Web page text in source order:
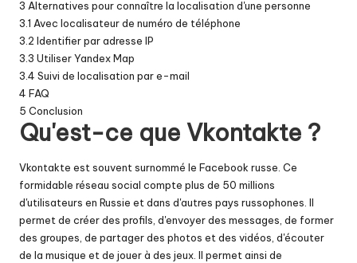
3 Alternatives pour connaître la localisation d'une personne
3.1 Avec localisateur de numéro de téléphone
3.2 Identifier par adresse IP
3.3 Utiliser Yandex Map
3.4 Suivi de localisation par e-mail
4 FAQ
5 Conclusion
Qu'est-ce que Vkontakte ?
Vkontakte est souvent surnommé le Facebook russe. Ce
formidable réseau social compte plus de 50 millions
d'utilisateurs en Russie et dans d'autres pays russophones. Il
permet de créer des profils, d'envoyer des messages, de former
des groupes, de partager des photos et des vidéos, d'écouter
de la musique et de jouer à des jeux. Il permet ainsi de